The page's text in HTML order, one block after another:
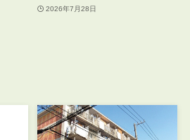
2026年7月28日